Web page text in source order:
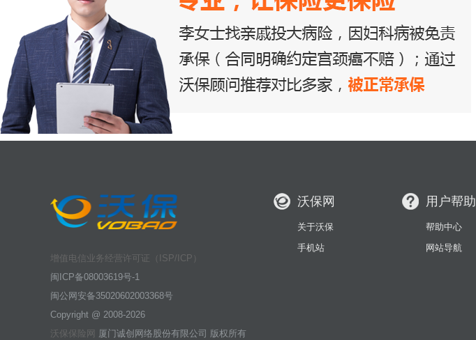
增值电信业务经营许可证（ISP/ICP）
闽ICP备08003619号-1
闽公网安备35020602003368号
Copyright @ 2008-2026
沃保保险网 厦门诚创网络股份有限公司 版权所有
沃保网
关于沃保
手机站
用户帮助
帮助中心
网站导航